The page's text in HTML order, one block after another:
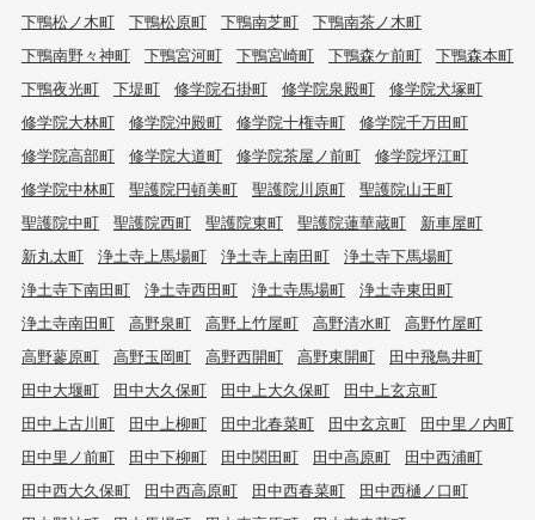
下鴨松ノ木町
下鴨松原町 下鴨南芝町
下鴨南茶ノ木町
下鴨南野々神町
下鴨宮河町 下鴨宮崎町 下鴨森ケ前町
下鴨森本町
下鴨夜光町
下堤町 修学院石掛町 修学院泉殿町
修学院犬塚町
修学院大林町
修学院沖殿町 修学院十権寺町
修学院千万田町
修学院高部町
修学院大道町 修学院茶屋ノ前町
修学院坪江町
修学院中林町
聖護院円頓美町 聖護院川原町
聖護院山王町
聖護院中町
聖護院西町 聖護院東町 聖護院蓮華蔵町
新車屋町
新丸太町
浄土寺上馬場町 浄土寺上南田町
浄土寺下馬場町
浄土寺下南田町
浄土寺西田町 浄土寺馬場町
浄土寺東田町
浄土寺南田町
高野泉町 高野上竹屋町 高野清水町
高野竹屋町
高野蓼原町
高野玉岡町 高野西開町 高野東開町
田中飛鳥井町
田中大堰町
田中大久保町 田中上大久保町
田中上玄京町
田中上古川町
田中上柳町 田中北春菜町 田中玄京町
田中里ノ内町
田中里ノ前町
田中下柳町 田中関田町 田中高原町
田中西浦町
田中西大久保町
田中西高原町 田中西春菜町
田中西樋ノ口町